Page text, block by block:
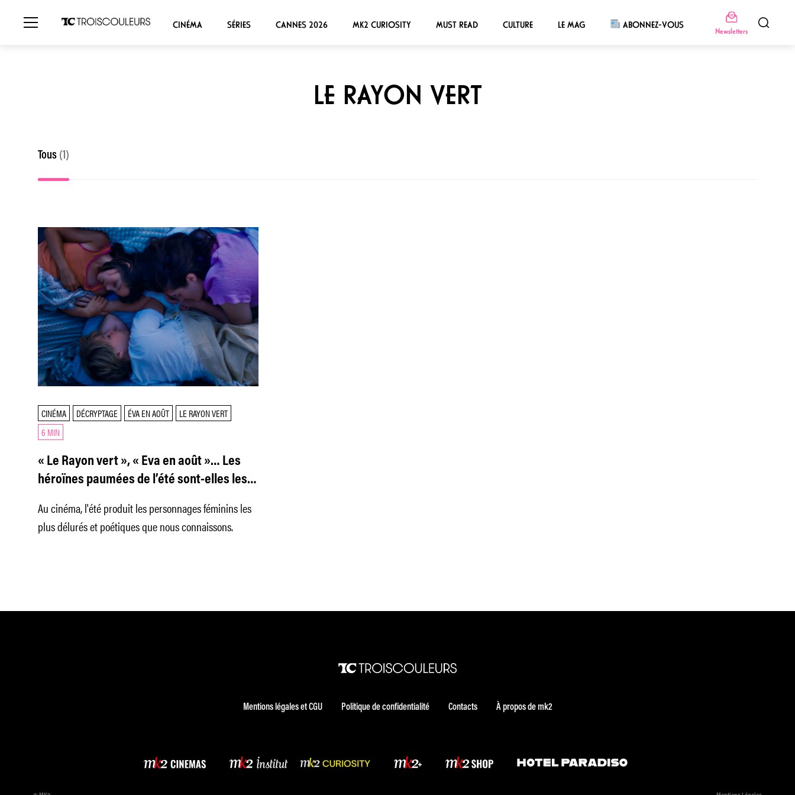
CINÉMA SÉRIES CANNES 2026 MK2 CURIOSITY MUST READ CULTURE LE MAG ABONNEZ-VOUS
Newsletters
LE RAYON VERT
Tous (1)
CINÉMA DÉCRYPTAGE ÉVA EN AOÛT
LE RAYON VERT
6 MIN
« Le Rayon vert », « Eva en août »… Les
héroïnes paumées de l’été sont-elles les
Au cinéma, l'été produit les personnages féminins les
plus délurés et poétiques que nous connaissons.
Mentions légales et CGU Politique de confidentialité Contacts À propos de mk2